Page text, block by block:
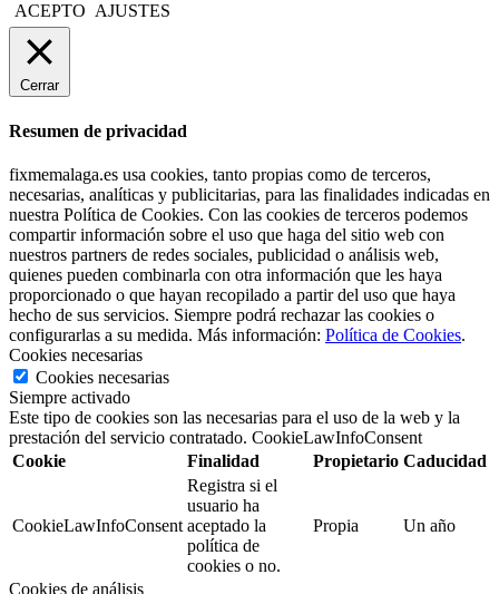
ACEPTO AJUSTES
Cerrar
Resumen de privacidad
fixmemalaga.es usa cookies, tanto propias como de terceros,
necesarias, analíticas y publicitarias, para las finalidades indicadas en
nuestra Política de Cookies. Con las cookies de terceros podemos
compartir información sobre el uso que haga del sitio web con
nuestros partners de redes sociales, publicidad o análisis web,
quienes pueden combinarla con otra información que les haya
proporcionado o que hayan recopilado a partir del uso que haya
hecho de sus servicios. Siempre podrá rechazar las cookies o
configurarlas a su medida. Más información: Política de Cookies.
Cookies necesarias
Cookies necesarias
Siempre activado
Este tipo de cookies son las necesarias para el uso de la web y la
prestación del servicio contratado. CookieLawInfoConsent
Cookie
Finalidad Propietario Caducidad
CookieLawInfoConsent
Registra si el
usuario ha
aceptado la
política de
cookies o no.
Propia Un año
Cookies de análisis